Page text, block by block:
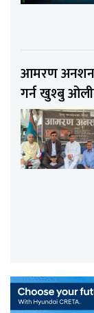
आमरण
गर्न खुश्बु